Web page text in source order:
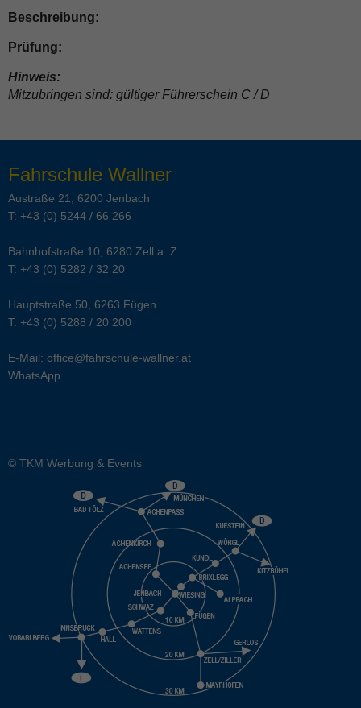
Beschreibung:
Prüfung:
Hinweis:
Mitzubringen sind: gültiger Führerschein C / D
Fahrschule Wallner
Austraße 21, 6200 Jenbach
T: +43 (0) 5244 / 66 266
Bahnhofstraße 10, 6280 Zell a. Z.
T: +43 (0) 5282 / 32 20
Hauptstraße 50, 6263 Fügen
T: +43 (0) 5288 / 20 200
E-Mail: office@fahrschule-wallner.at
WhatsApp
© TKM Werbung & Events